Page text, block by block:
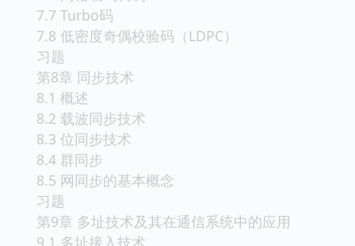
7.7 Turbo码
7.8 低密度奇偶校验码（LDPC）
习题
第8章 同步技术
8.1 概述
8.2 载波同步技术
8.3 位同步技术
8.4 群同步
8.5 网同步的基本概念
习题
第9章 多址技术及其在通信系统中的应用
9.1 多址接入技术